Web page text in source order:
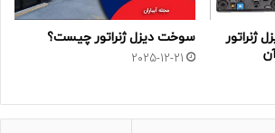
ژنراتور
سوخت دیزل ژنراتور چیست؟
2025-12-21